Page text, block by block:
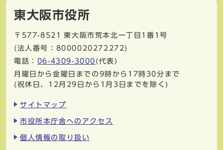
東大阪市役所
〒577-8521
東大阪市荒本北一丁目1番1号
(法人番号：8000020272272)
電話： 06-4309-3000 (代表)
月曜日から金曜日までの9時から17時30分まで
(祝休日、12月29日から1月3日までを除く)
サイトマップ
市役所本庁舎へのアクセス
個人情報の取り扱い